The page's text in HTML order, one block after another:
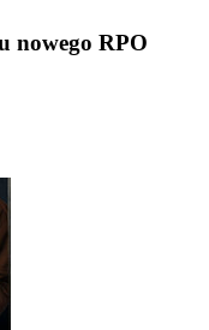
nowego RPO